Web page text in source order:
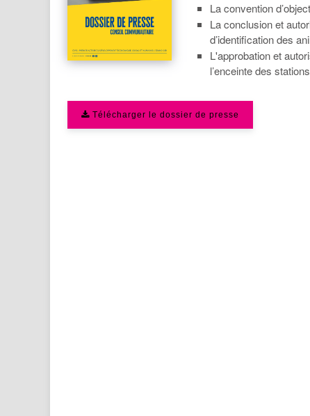
La convention
La conclusion et
d’identification des
L'approbation et
l’enceinte des
Télécharger le dossier de presse